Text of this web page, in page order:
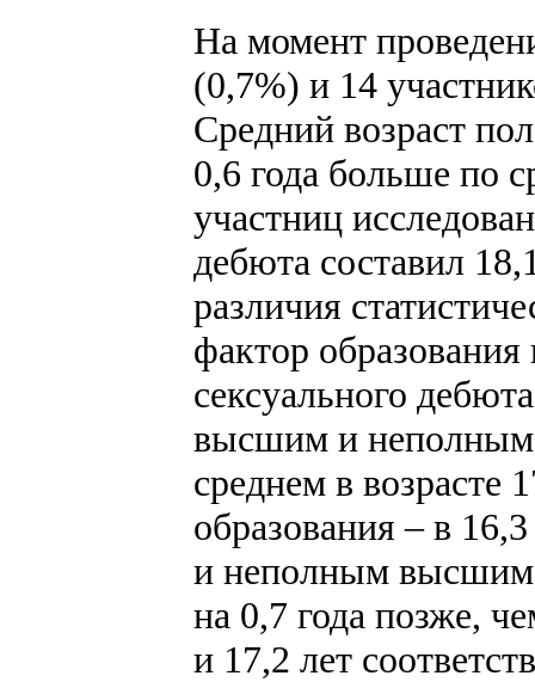
На момент
(0,7%) и 14
Средний возраст
0,6 года больше по
участниц
дебюта составил
различия
фактор образования
сексуального
высшим и неполным
среднем в возрасте
образования – в
и неполным высшим
на 0,7 года позже,
и 17,2 лет